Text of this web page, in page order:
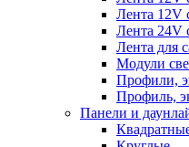
Лента 12V
Лента 24V
Лента для
Модули
Профили,
Профиль,
Панели и